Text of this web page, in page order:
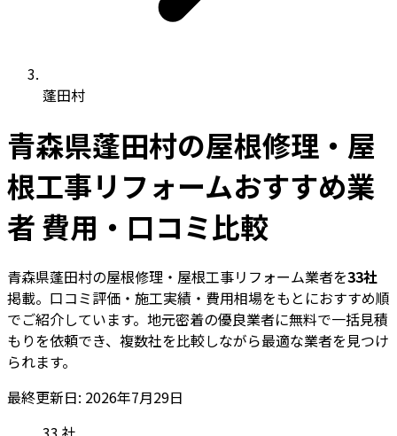
蓬田村
青森県蓬田村の屋根修理・屋
根工事リフォームおすすめ業
者 費用・口コミ比較
青森県蓬田村の屋根修理・屋根工事リフォーム業者を33社
掲載。口コミ評価・施工実績・費用相場をもとにおすすめ順
でご紹介しています。地元密着の優良業者に無料で一括見積
もりを依頼でき、複数社を比較しながら最適な業者を見つけ
られます。
最終更新日: 2026年7月29日